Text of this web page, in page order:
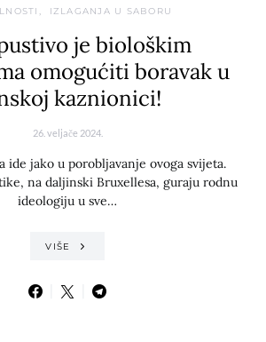
IZLAGANJA U SABORU
je biološkim
omogućiti boravak u
kaznionici!
26. veljače 2024.
ide jako u porobljavanje ovoga svijeta.
na daljinski Bruxellesa, guraju rodnu
ideologiju u sve…
VIŠE